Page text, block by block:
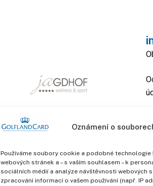
Oznámení o
Používáme soubory cookie a podobné technologie
webových stránek a – s vaším souhlasem – k
sociálních médií a analýze návštěvnosti webových
zpracování informací o vašem používání (např. IP